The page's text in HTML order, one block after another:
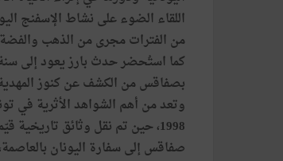
اللقاء الضوء على نشاط الإسفنج
من الفترات مجرى من الذهب
بصفاقس من الكشف عن كنوز
وتعد من أهم الشواهد الأثرية في
1998، حين تم نقل وثائق
صفاقس إلى سفارة اليونان